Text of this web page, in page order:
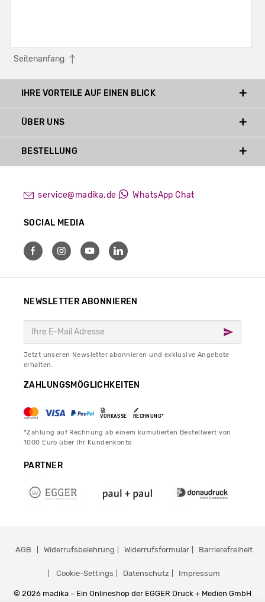
Seitenanfang
IHRE VORTEILE AUF EINEN BLICK
service@madika.de WhatsApp Chat
SOCIAL MEDIA
ÜBER UNS
BESTELLUNG
NEWSLETTER ABONNIEREN
Jetzt unseren Newsletter abonnieren und exklusive Angebote
erhalten.
ZAHLUNGSMÖGLICHKEITEN
VORKASSE RECHNUNG*
*Zahlung auf Rechnung ab einem kumulierten Bestellwert von
1000 Euro über Ihr Kundenkonto
PARTNER
© 2026 madika – Ein Onlineshop der EGGER Druck + Medien GmbH
AGB Widerrufsbelehrung Widerrufsformular Barrierefreiheit
Cookie-Settings Datenschutz Impressum